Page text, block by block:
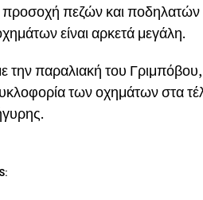
προσοχή πεζών και ποδηλατών
είναι αρκετά μεγάλη.
την παραλιακή του
των οχημάτων στα